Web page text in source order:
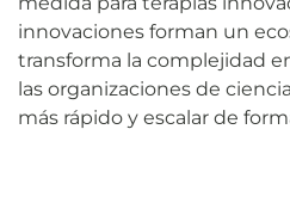
innovaciones forman un
transforma la complejidad
las organizaciones de
más rápido y escalar de